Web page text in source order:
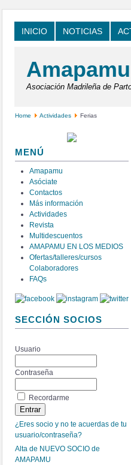
INICIO NOTICIAS
Amapamu
Asociación Madrileña de
Home Actividades Ferias
MENÚ
Amapamu
Asóciate
Contactos
Más información
Actividades
Revista
Multidescuentos
AMAPAMU EN LOS MEDIOS
Ofertas/talleres/cursos
Colaboradores
FAQs
SECCIÓN SOCIOS
Usuario
Contraseña
Recordarme
¿Eres socio y no te acuerdas de tu
usuario/contraseña?
Alta de NUEVO SOCIO de
AMAPAMU